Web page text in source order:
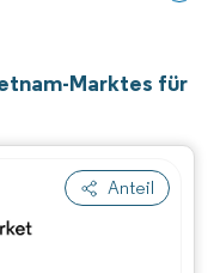
Marktes für
Anteil